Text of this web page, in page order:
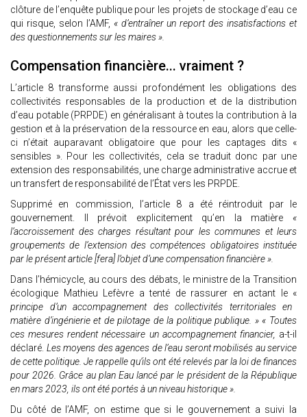
clôture de l’enquête publique pour les projets de stockage d’eau ce
qui risque, selon l’AMF, « d’entraîner un report des insatisfactions et
des questionnements sur les maires ».
Compensation financière... vraiment ?
L’article 8 transforme aussi profondément les obligations des
collectivités responsables de la production et de la distribution
d’eau potable (PRPDE) en généralisant à toutes la contribution à la
gestion et à la préservation de la ressource en eau, alors que celle-
ci n’était auparavant obligatoire que pour les captages dits «
sensibles ». Pour les collectivités, cela se traduit donc par une
extension des responsabilités, une charge administrative accrue et
un transfert de responsabilité de l’État vers les PRPDE.
Supprimé en commission, l’article 8 a été réintroduit par le
gouvernement. Il prévoit explicitement qu’en la matière «
l’accroissement des charges résultant pour les communes et leurs
groupements de l’extension des compétences obligatoires instituée
par le présent article [fera] l’objet d’une compensation financière ».
Dans l’hémicycle, au cours des débats, le ministre de la Transition
écologique Mathieu Lefèvre a tenté de rassurer en actant le «
principe d’un accompagnement des collectivités territoriales en
matière d’ingénierie et de pilotage de la politique publique. » « Toutes
ces mesures rendent nécessaire un accompagnement financier, a-t-il
déclaré. Les moyens des agences de l’eau seront mobilisés au service
de cette politique. Je rappelle qu’ils ont été relevés par la loi de finances
pour 2026. Grâce au plan Eau lancé par le président de la République
en mars 2023, ils ont été portés à un niveau historique ».
Du côté de l’AMF, on estime que si le gouvernement a suivi la